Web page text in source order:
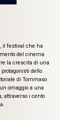
quasi trent'anni
alle distanze e alle
Filippo, In un'altra vita
andare e la certezza
a riconoscersi per
speranza e della
confine.